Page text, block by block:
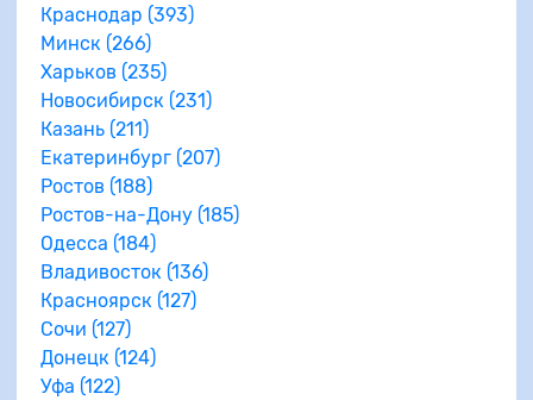
Краснодар (393)
Минск (266)
Харьков (235)
Новосибирск (231)
Казань (211)
Екатеринбург (207)
Ростов (188)
Ростов-на-Дону (185)
Одесса (184)
Владивосток (136)
Красноярск (127)
Сочи (127)
Донецк (124)
Уфа (122)